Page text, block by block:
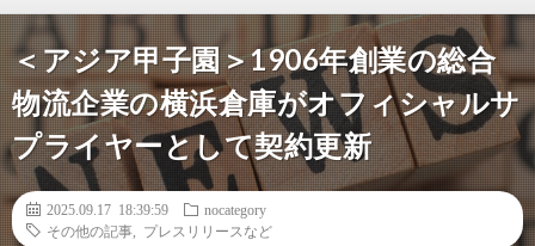
＜アジア甲子園＞1906年創業の総合
物流企業の横浜倉庫がオフィシャルサ
プライヤーとして契約更新
2025.09.17 18:39:59
nocategory
その他の記事
プレスリリースなど